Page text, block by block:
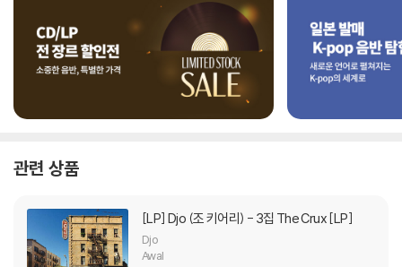
관련 상품
[LP] Djo (조 키어리) - 3집 The Crux [LP]
Djo
Awal